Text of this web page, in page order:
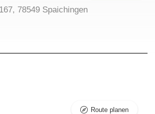
78549 Spaichingen
Route planen